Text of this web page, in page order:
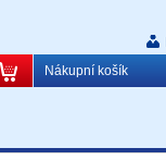
Nákupní košík